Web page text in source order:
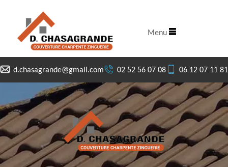
d.chasagrande@gmail.com 02 52 56 07 08 06 12 07 11 81
Menu